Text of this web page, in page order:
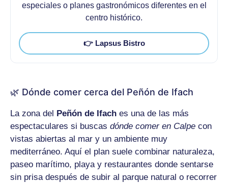
especiales o planes gastronómicos diferentes en el
centro histórico.
👉 Lapsus Bistro
🌿 Dónde comer cerca del Peñón de Ifach
La zona del Peñón de Ifach es una de las más
espectaculares si buscas dónde comer en Calpe con
vistas abiertas al mar y un ambiente muy
mediterráneo. Aquí el plan suele combinar naturaleza,
paseo marítimo, playa y restaurantes donde sentarse
sin prisa después de subir al parque natural o recorrer